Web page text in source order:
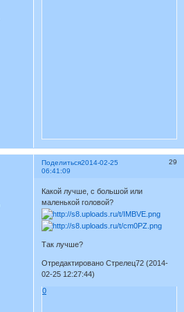
Поделиться 29
2014-02-25
06:41:09
Какой лучше, с большой или
маленькой головой?
Так лучше?
Отредактировано Стрелец72 (2014-
02-25 12:27:44)
0